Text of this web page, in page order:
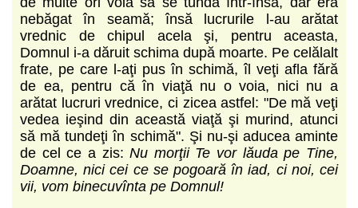
nebăgat în seamă; însă lucrurile l-au arătat
vrednic de chipul acela şi, pentru aceasta,
Domnul i-a dăruit schima după moarte. Pe celălalt
frate, pe care l-aţi pus în schimă, îl veţi afla fără
de ea, pentru că în viaţă nu o voia, nici nu a
arătat lucruri vrednice, ci zicea astfel: "De mă veţi
vedea ieşind din această viaţă şi murind, atunci
să mă tundeţi în schimă". Şi nu-şi aducea aminte
de cel ce a zis:Nu morţii Te vor lăuda pe Tine,
Doamne, nici cei ce se pogoară în iad, ci noi, cei
vii, vom binecuvînta pe Domnul!